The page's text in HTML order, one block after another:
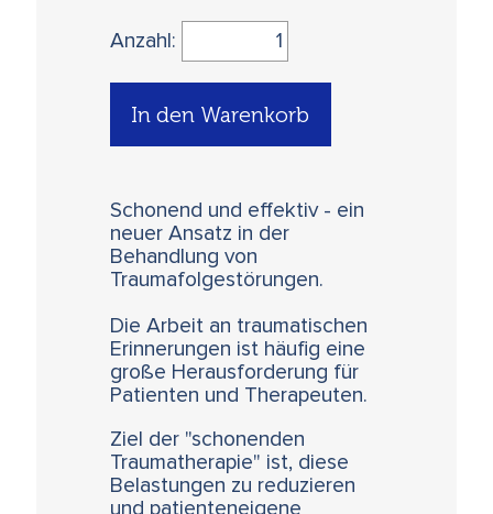
Anzahl:
In den Warenkorb
Schonend und effektiv - ein
neuer Ansatz in der
Behandlung von
Traumafolgestörungen.
Die Arbeit an traumatischen
Erinnerungen ist häufig eine
große Herausforderung für
Patienten und Therapeuten.
Ziel der "schonenden
Traumatherapie" ist, diese
Belastungen zu reduzieren
und patienteneigene